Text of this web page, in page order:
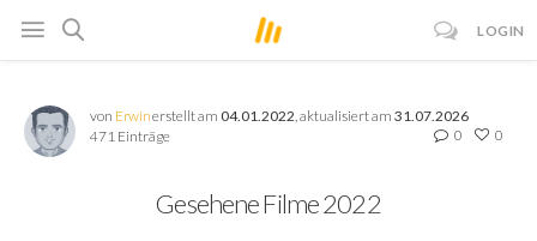
LOGIN
von Erwinerstellt am 04.01.2022 , aktualisiert am31.07.2026
471 Einträge
0 0
Gesehene Filme 2022